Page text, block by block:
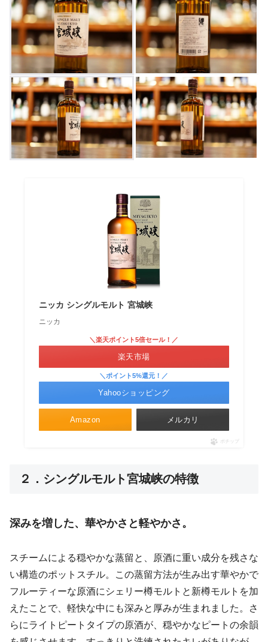
ニッカ シングルモルト 宮城峡
ニッカ
Amazon
＼楽天ポイント5倍セール！／
楽天市場
＼ポイント5%還元！／
Yahooショッピング
メルカリ
ポチップ
２．シングルモルト宮城峡の特徴
深みを増した、華やかさと軽やかさ。
スチームによる穏やかな蒸留と、原酒に重い成分を残さな
い構造のポットスチル。この蒸留方法が生み出す華やかで
フルーティーな原酒にシェリー樽モルトと新樽モルトを加
えたことで、軽快な中にも深みと厚みが生まれました。さ
らにライトピートタイプの原酒が、穏やかなピートの余韻